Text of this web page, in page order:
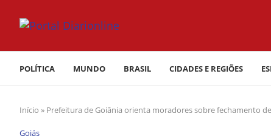
POLÍTICA MUNDO BRASIL CIDADES E REGIÕES
Início » Prefeitura de Goiânia orienta moradores sobre fechamento
Goiás